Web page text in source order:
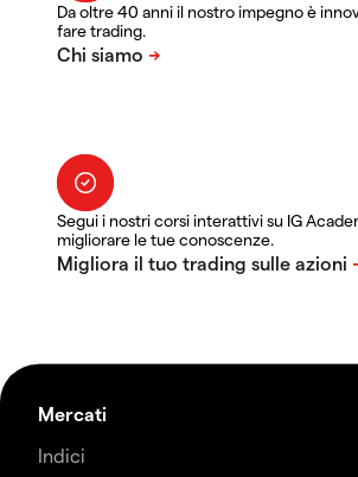
Da oltre 40 anni il nostro impegno è
fare trading.
Segui i nostri corsi interattivi su IG
migliorare le tue conoscenze.
Mercati
Indici